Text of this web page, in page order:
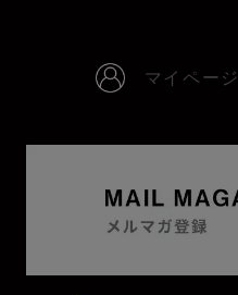
マイページ